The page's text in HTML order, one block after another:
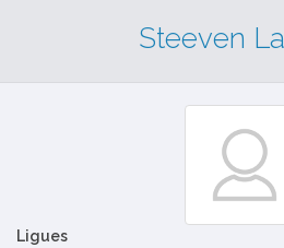
Steeven
Ligues